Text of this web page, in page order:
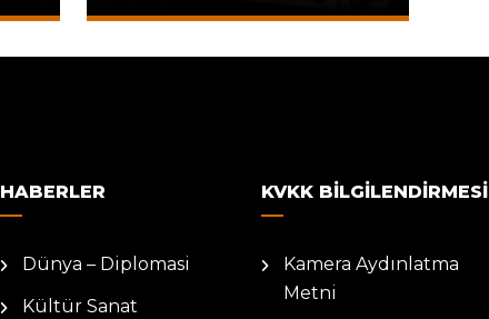
HABERLER
Dünya – Diplomasi
Kültür Sanat
KVKK BILGILENDIRMESI
Kamera Aydınlatma
Metni